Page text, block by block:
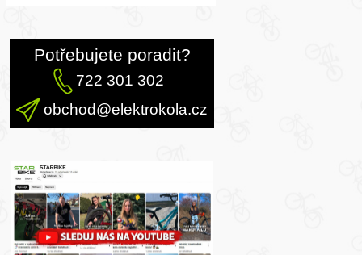
Potřebujete poradit?
722 301 302
obchod@elektrokola.cz